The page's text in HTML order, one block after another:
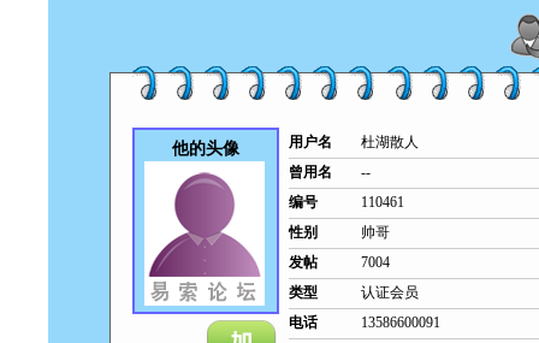
他的头像 用户名
杜湖散人
曾用名
--
编号
110461
性别
帅哥
发帖
7004
类型
认证会员
电话
13586600091